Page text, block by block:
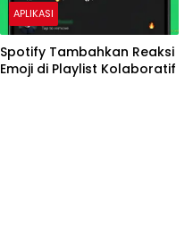
APLIKASI
Spotify Tambahkan Reaksi
Emoji di Playlist Kolaboratif